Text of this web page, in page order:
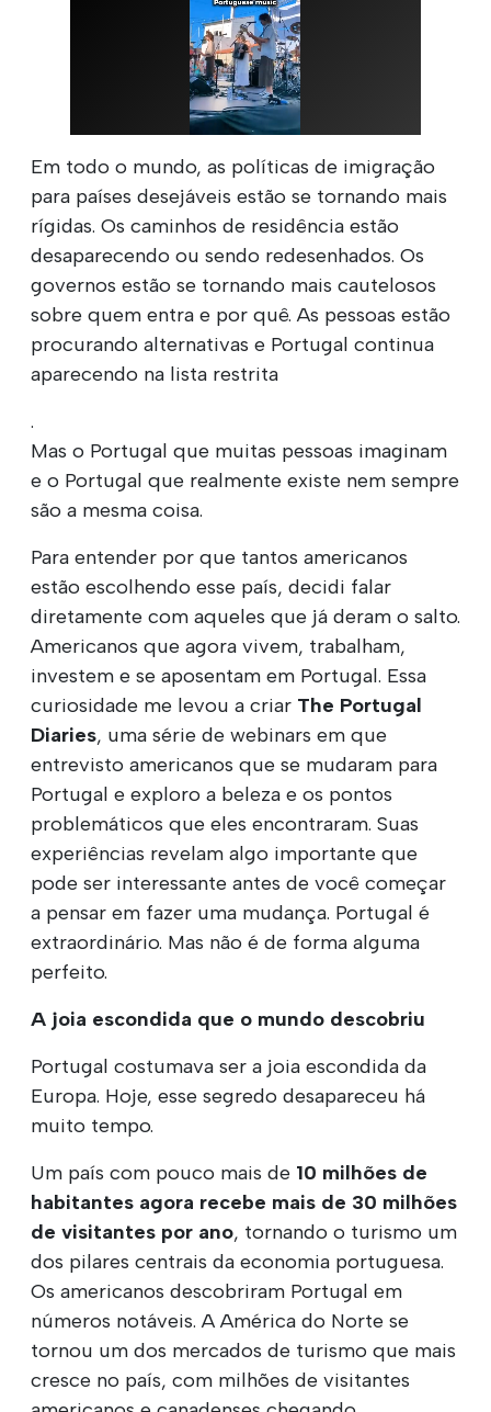
Em todo o mundo, as políticas de imigração
para países desejáveis estão se tornando mais
rígidas. Os caminhos de residência estão
desaparecendo ou sendo redesenhados. Os
governos estão se tornando mais cautelosos
sobre quem entra e por quê. As pessoas estão
procurando alternativas e Portugal continua
aparecendo na lista restrita
.
Mas o Portugal que muitas pessoas imaginam
e o Portugal que realmente existe nem sempre
são a mesma coisa.
Para entender por que tantos americanos
estão escolhendo esse país, decidi falar
diretamente com aqueles que já deram o salto.
Americanos que agora vivem, trabalham,
investem e se aposentam em Portugal. Essa
curiosidade me levou a criar The Portugal
Diaries, uma série de webinars em que
entrevisto americanos que se mudaram para
Portugal e exploro a beleza e os pontos
problemáticos que eles encontraram. Suas
experiências revelam algo importante que
pode ser interessante antes de você começar
a pensar em fazer uma mudança. Portugal é
extraordinário. Mas não é de forma alguma
perfeito.
A joia escondida que o mundo descobriu
Portugal costumava ser a joia escondida da
Europa. Hoje, esse segredo desapareceu há
muito tempo.
Um país com pouco mais de 10 milhões de
habitantes agora recebe mais de 30 milhões
de visitantes por ano, tornando o turismo um
dos pilares centrais da economia portuguesa.
Os americanos descobriram Portugal em
números notáveis. A América do Norte se
tornou um dos mercados de turismo que mais
cresce no país, com milhões de visitantes